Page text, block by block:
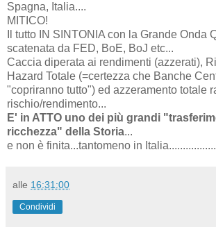
Spagna, Italia....
MITICO!
Il tutto IN SINTONIA con la Grande Onda
scatenata da FED, BoE, BoJ etc...
Caccia diperata ai rendimenti (azzerati),
Hazard Totale (=certezza che Banche
"copriranno tutto") ed azzeramento totale
rischio/rendimento...
E' in ATTO uno dei più grandi
ricchezza" della Storia...
e non è finita...tantomeno in
alle 16:31:00
Condividi